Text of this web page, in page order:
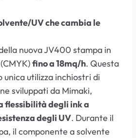
UV che cambia le
nuova JV400 stampa in
fino a 18mq/h. Questa
unica utilizza inchiostri di
sviluppati da Mimaki,
flessibilità degli ink a
degli UV. Durante il
il componente a solvente